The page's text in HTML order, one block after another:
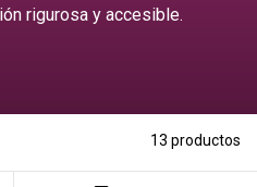
rigurosa y accesible.
13 productos